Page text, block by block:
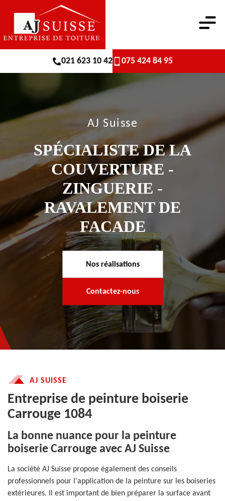
021 623 10 42 075 424 84 95
AJ Suisse
SPÉCIALISTE DE LA
COUVERTURE -
ZINGUERIE -
RAVALEMENT DE
FACADE
Nos réalisations
Contactez-nous
AJ SUISSE
Entreprise de peinture boiserie
Carrouge 1084
La bonne nuance pour la peinture
boiserie Carrouge avec AJ Suisse
La société AJ Suisse propose également des conseils
professionnels pour l'application de la peinture sur les boiseries
extérieures. Il est important de bien préparer la surface avant